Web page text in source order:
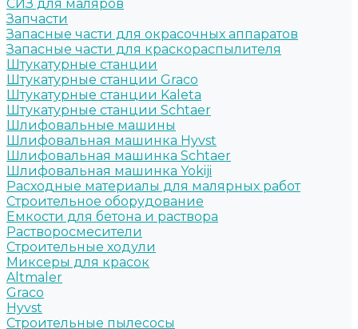
СИЗ для маляров
Запчасти
Запасные части для окрасочных аппаратов
Запасные части для краскораспылителя
Штукатурные станции
Штукатурные станции Graco
Штукатурные станции Kaleta
Штукатурные станции Schtaer
Шлифовальные машины
Шлифовальная машинка Hyvst
Шлифовальная машинка Schtaer
Шлифовальная машинка Yokiji
Расходные материалы для малярных работ
Строительное оборудование
Емкости для бетона и раствора
Растворосмесители
Строительные ходули
Миксеры для красок
Altmaler
Graco
Hyvst
Строительные пылесосы